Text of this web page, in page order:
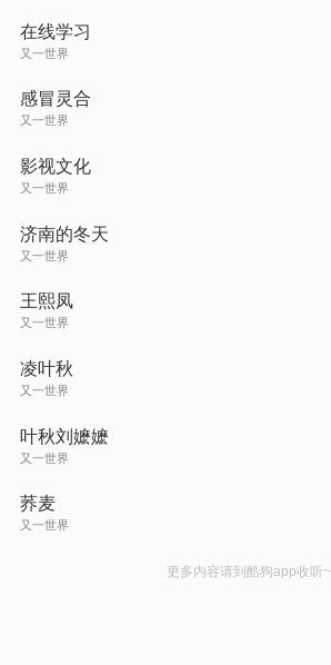
在线学习
又一世界
感冒灵合
又一世界
影视文化
又一世界
济南的冬天
又一世界
王熙凤
又一世界
凌叶秋
又一世界
叶秋刘嬷嬷
又一世界
荞麦
又一世界
更多内容请到酷狗app收听~